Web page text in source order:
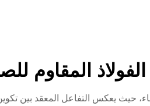
المقاوم
حيث يعكس التفاعل المعقد بين